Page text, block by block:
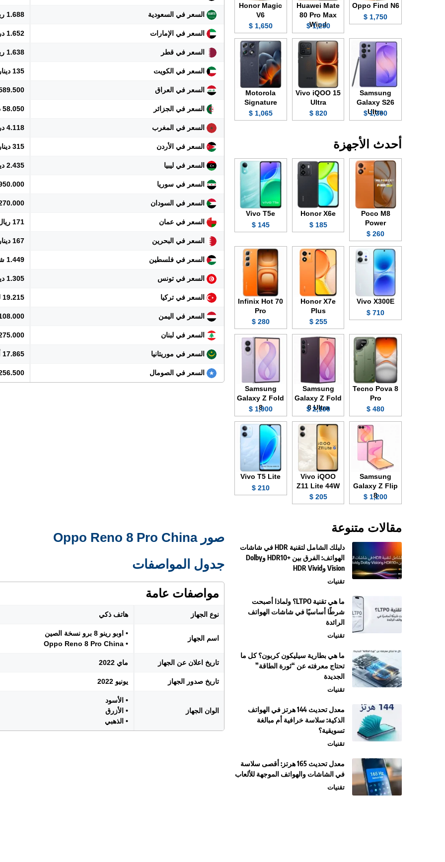
السعر في السعودية 1.688 ريال
السعر في الإمارات 1.652 درهم
السعر في قطر 1.638 ريال
السعر في الكويت 135 دينار
السعر في العراق 589.500
السعر في الجزائر 58.050 دينار
السعر في المغرب 4.118 درهم
السعر في الأردن 315 دينار
السعر في ليبيا 2.435 دينار
السعر في سوريا 4.950.000
السعر في السودان 270.000
السعر في عمان 171 ريال
السعر في البحرين 167 دينار
السعر في فلسطين 1.449 شيكل
السعر في تونس 1.305 دينار
السعر في تركيا 19.215 ليرة
السعر في اليمن 108.000
السعر في لبنان
السعر في موريتانيا 17.865 أوقية
السعر في الصومال 256.500
صور Oppo Reno 8 Pro China
جدول المواصفات
مواصفات عامة
نوع الجهاز هاتف ذكي
اسم الجهاز
• اوبو رينو 8 برو نسخة الصين
• Oppo Reno 8 Pro China
تاريخ اعلان عن الجهاز ماي 2022
تاريخ صدور الجهاز يونيو 2022
الوان الجهاز
• الأسود
• الأزرق
• الذهبي
Oppo Find N6
1,750 $
Huawei Mate
80 Pro Max
Wind
1,250 $
Honor Magic
V6
1,650 $
Samsung
Galaxy S26
Ultra
1,300 $
Vivo iQOO 15
Ultra
820 $
Motorola
Signature
1,065 $
أحدث الأجهزة
Poco M8
Power
260 $
Honor X6e
185 $
Vivo T5e
145 $
Vivo X300E
710 $
Honor X7e
Plus
255 $
Infinix Hot 70
Pro
280 $
Tecno Pova 8
Pro
480 $
Samsung
Galaxy Z Fold
8 Ultra
2,100 $
Samsung
Galaxy Z Fold
8
1,900 $
Samsung
Galaxy Z Flip
8
1,200 $
Vivo iQOO
Z11 Lite 44W
205 $
Vivo T5 Lite
210 $
مقالات متنوعة
دليلك الشامل لتقنية HDR في شاشات
الهواتف: الفرق بين +HDR10 وDolby
Vision وHDR Vivid
تقنيات
ما هي تقنية LTPO؟ ولماذا أصبحت
شرطًا أساسيًا في شاشات الهواتف
الرائدة
تقنيات
ما هي بطارية سيليكون كربون؟ كل ما
تحتاج معرفته عن “ثورة الطاقة”
الجديدة
تقنيات
معدل تحديث 144 هرتز في الهواتف
الذكية: سلاسة خرافية أم مبالغة
تسويقية؟
تقنيات
معدل تحديث 165 هرتز: أقصى سلاسة
في الشاشات والهواتف الموجهة للألعاب
تقنيات